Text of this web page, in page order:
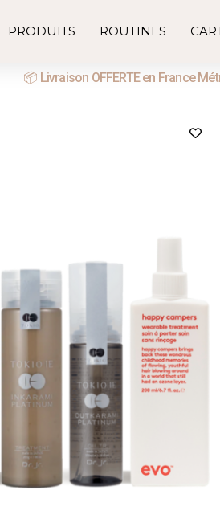
PRODUITS ROUTINES
📦 Livraison OFFERTE en France